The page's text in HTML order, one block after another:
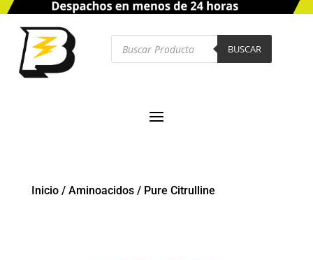
Búsqueda
productos
BUSCAR
Inicio/ Aminoacidos/ Pure Citrulline